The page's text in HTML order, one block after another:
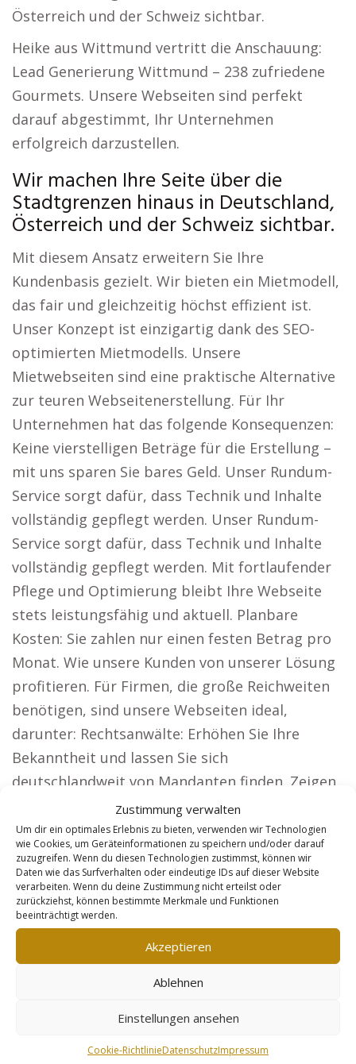
Zustimmung verwalten
Um dir ein optimales Erlebnis zu bieten, verwenden wir Technologien
wie Cookies, um Geräteinformationen zu speichern und/oder darauf
zuzugreifen. Wenn du diesen Technologien zustimmst, können wir
Daten wie das Surfverhalten oder eindeutige IDs auf dieser Website
verarbeiten. Wenn du deine Zustimmung nicht erteilst oder
zurückziehst, können bestimmte Merkmale und Funktionen
beeinträchtigt werden.
Akzeptieren
Ablehnen
Einstellungen ansehen
Cookie-RichtlinieDatenschutzImpressum
Österreich und der Schweiz sichtbar.
Heike aus Wittmund vertritt die Anschauung:
Lead Generierung Wittmund – 238 zufriedene
Gourmets. Unsere Webseiten sind perfekt
darauf abgestimmt, Ihr Unternehmen
erfolgreich darzustellen.
Wir machen Ihre Seite über die
Stadtgrenzen hinaus in Deutschland,
Österreich und der Schweiz sichtbar.
Mit diesem Ansatz erweitern Sie Ihre
Kundenbasis gezielt. Wir bieten ein Mietmodell,
das fair und gleichzeitig höchst effizient ist.
Unser Konzept ist einzigartig dank des SEO-
optimierten Mietmodells. Unsere
Mietwebseiten sind eine praktische Alternative
zur teuren Webseitenerstellung. Für Ihr
Unternehmen hat das folgende Konsequenzen:
Keine vierstelligen Beträge für die Erstellung –
mit uns sparen Sie bares Geld. Unser Rundum-
Service sorgt dafür, dass Technik und Inhalte
vollständig gepflegt werden. Unser Rundum-
Service sorgt dafür, dass Technik und Inhalte
vollständig gepflegt werden. Mit fortlaufender
Pflege und Optimierung bleibt Ihre Webseite
stets leistungsfähig und aktuell. Planbare
Kosten: Sie zahlen nur einen festen Betrag pro
Monat. Wie unsere Kunden von unserer Lösung
profitieren. Für Firmen, die große Reichweiten
benötigen, sind unsere Webseiten ideal,
darunter: Rechtsanwälte: Erhöhen Sie Ihre
Bekanntheit und lassen Sie sich
deutschlandweit von Mandanten finden. Zeigen
Sie als Architekt Ihre Projekte und überzeugen
Sie neue Bauherren.
Steuerberater: Lassen Sie Ihre Steuerberatung
von Firmen und Privatpersonen entdecken.
Sicherheitsdienste: Positionieren Sie sich als
Experte für Schutz bei Firmen und Events.
Online-Händler: Optimieren Sie jedes Produkt,
um Ihre Verkäufe deutlich zu steigern. Die
Entscheidung für unser Konzept haben Sie
keine Arbeit mehr.